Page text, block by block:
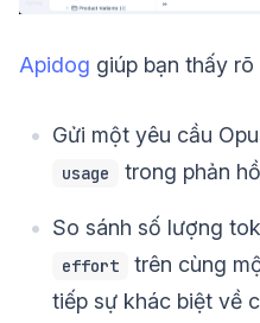
Apidog giúp bạn thấy rõ
Gửi một yêu cầu
usage trong phản
So sánh số lượng
effort
trên cùng
tiếp sự khác biệt về